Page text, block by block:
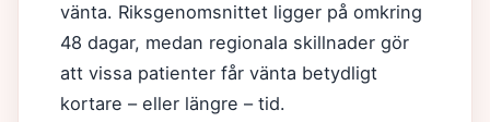
vänta. Riksgenomsnittet ligger på omkring
48 dagar, medan regionala skillnader gör
att vissa patienter får vänta betydligt
kortare – eller längre – tid.